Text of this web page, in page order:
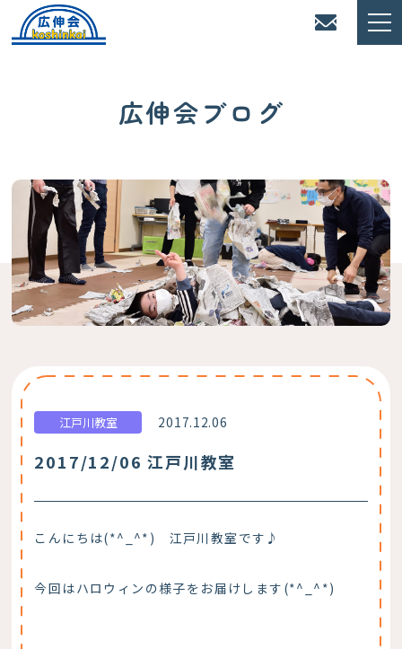
広伸会ブログ
江戸川教室 2017.12.06
2017/12/06 江戸川教室
こんにちは(*^_^*) 江戸川教室です♪
今回はハロウィンの様子をお届けします(*^_^*)